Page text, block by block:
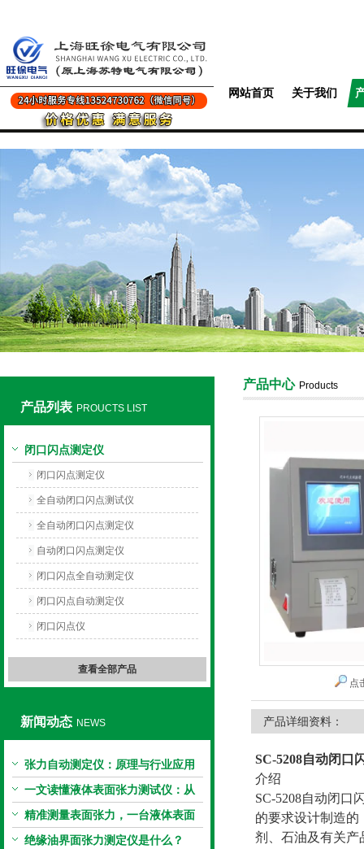
网站首页 关于我们
产品列表 PROUCTS LIST
闭口闪点测定仪
闭口闪点测定仪
全自动闭口闪点测试仪
全自动闭口闪点测定仪
自动闭口闪点测定仪
闭口闪点全自动测定仪
闭口闪点自动测定仪
闭口闪点仪
查看全部产品
新闻动态 NEWS
张力自动测定仪：原理与行业应用
解析
一文读懂液体表面张力测试仪：从
原理到应用全掌握
精准测量表面张力，一台液体表面
张力系数测量仪就够了
绝缘油界面张力测定仪是什么？
产品中心 Products
点
产品详细资料：
SC-5208自动闭口
介绍
SC-5208自动闭口
的要求设计制造
剂、石油及有关产